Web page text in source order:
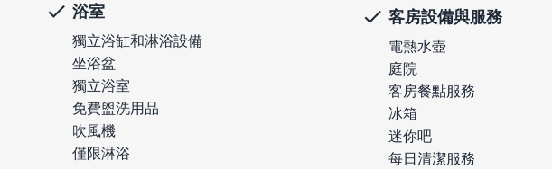
浴室
獨立浴缸和淋浴設備
坐浴盆
獨立浴室
免費盥洗用品
吹風機
僅限淋浴
客房設備與服務
電熱水壺
庭院
客房餐點服務
冰箱
迷你吧
每日清潔服務